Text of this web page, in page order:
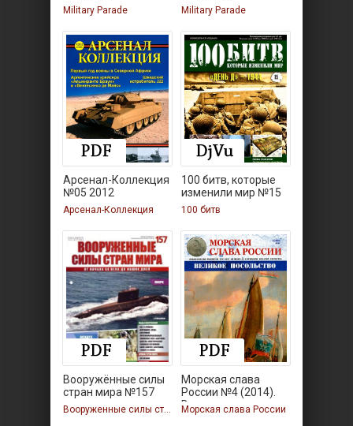
Military Parade Military Parade
Арсенал-Коллекция
№05 2012
Арсенал-Коллекция
100 битв, которые
изменили мир №15
100 битв
Вооружённые силы
стран мира №157
Вооруженные силы стран мира
Морская слава
России №4 (2014).
Великое
Морская слава России